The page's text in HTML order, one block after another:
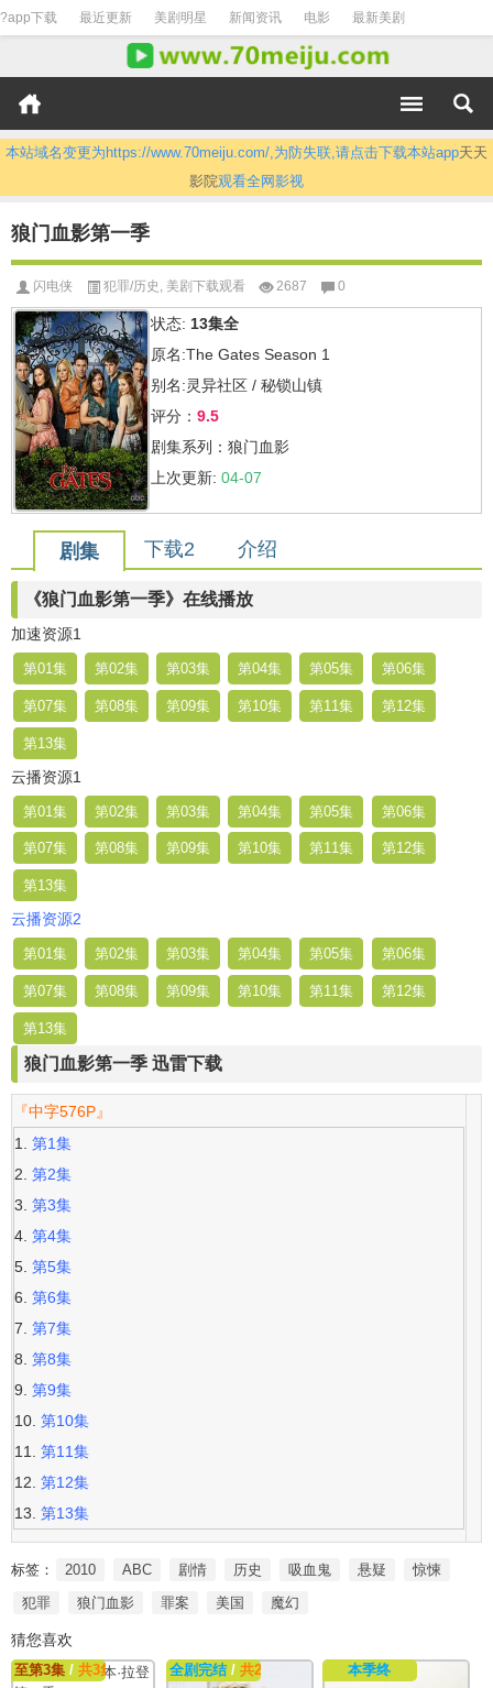
?app下载 最近更新 美剧明星 新闻资讯 电影 最新美剧
本站域名变更为https://www.70meiju.com/,为防失联,请点击下载本站app天天
影院观看全网影视
狼门血影第一季
闪电侠 犯罪/历史 , 美剧下载观看 2687 0
状态: 13集全
原名:The Gates Season 1
别名:灵异社区 / 秘锁山镇
评分： 9.5
剧集系列：狼门血影
上次更新: 04-07
剧集 下载2 介绍
《狼门血影第一季》在线播放
加速资源1
第01集 第02集 第03集 第04集 第05集 第06集
第07集 第08集 第09集 第10集 第11集 第12集
第13集
云播资源1
第01集 第02集 第03集 第04集 第05集 第06集
第07集 第08集 第09集 第10集 第11集 第12集
第13集
云播资源2
第01集 第02集 第03集 第04集 第05集 第06集
第07集 第08集 第09集 第10集 第11集 第12集
第13集
狼门血影第一季 迅雷下载
『中字576P』
第1集
第2集
第3集
第4集
第5集
第6集
第7集
第8集
第9集
第10集
第11集
第12集
第13集
标签： 2010 ABC 剧情 历史 吸血鬼 悬疑
惊悚
犯罪
狼门血影 罪案 美国 魔幻
猜您喜欢
至第3集 / 共3集 全剧完结 /共20集 本季终